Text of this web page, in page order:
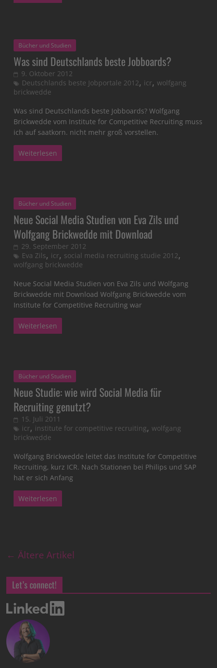
Bücher und Studien
Was sind Deutschlands beste Jobboards?
9. Oktober 2012
Deutschlands beste Jobportale 2012, icr,wolfgang
brickwedde
Was sind Deutschlands beste Jobboards? Wolfgang
Brickwedde vom Institute for Competitive Recruiting muss
ich auf saatkorn. nicht mehr groß vorstellen.
Weiterlesen
Bücher und Studien
Neue Social Media Studien von Eva Zils und
Wolfgang Brickwedde mit Download
29. September 2012
Eva Zils, icr, social media recruiting studie 2012,
wolfgang brickwedde
Neue Social Media Studien von Eva Zils und Wolfgang
Brickwedde mit Download Wolfgang Brickwedde vom
Institute for Competitive Recruiting war
Weiterlesen
Bücher und Studien
Neue Studie: wie wird Social Media für
Recruiting genutzt?
15. Juli 2011
icr, institute for competitive recruiting,wolfgang
brickwedde
Wolfgang Brickwedde leitet das Institute for Competitive
Recruiting, kurz ICR. Nach Stationen bei Philips und SAP
hat er sich Anfang
Weiterlesen
← Ältere Artikel
Let’s connect!